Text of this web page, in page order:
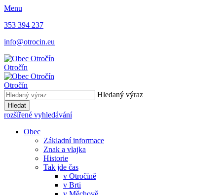
Menu
353 394 237
info@otrocin.eu
Otročín
Otročín
Hledaný výraz
Hledat
rozšířené vyhledávání
Obec
Základní informace
Znak a vlajka
Historie
Tak jde čas
v Otročíně
v Brti